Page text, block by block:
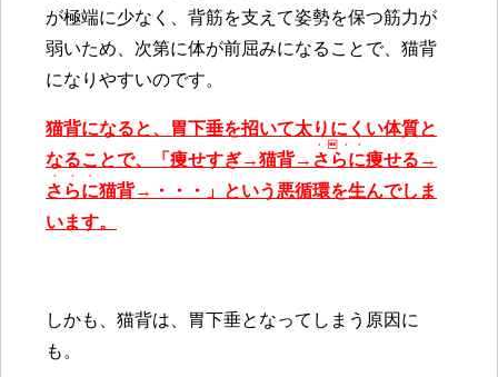
が極端に少なく、背筋を支えて姿勢を保つ筋力が
弱いため、次第に体が前屈みになることで、猫背
になりやすいのです。
猫背になると、胃下垂を招いて太りにくい体質と
なることで、「痩せすぎ→猫背→ さらに
・・・
痩せる→
さらに
・・・
猫背→・・・」という悪循環を生んでしま
います。
しかも、猫背は、胃下垂となってしまう原因に
も。